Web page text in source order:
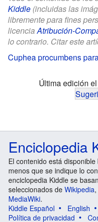
Kiddle (incluidas las
libremente para fines
licenciaAtribución-
lo contrario. Citar este
Cuphea procumbens
Última edición
Enciclopedia
El contenido está
menos que se indique lo
enciclopedia Kiddle se
seleccionados de Wikipedia
MediaWiki.
Kiddle Español
English
Política de privacidad